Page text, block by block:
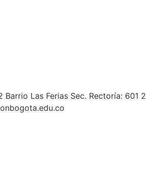
Barrio Las Ferias Sec. Rectoría: 601